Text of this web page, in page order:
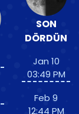
SON
DÖRDÜN
Jan 10
03:49 PM
Feb 9
12:44 PM